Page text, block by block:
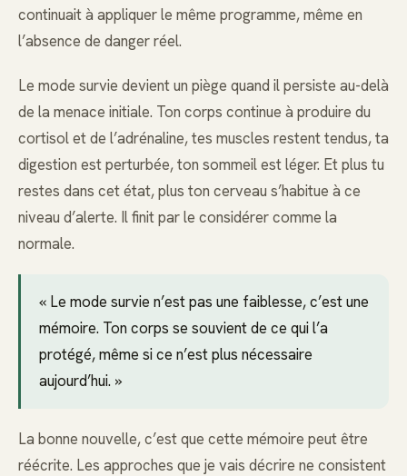
continuait à appliquer le même programme, même en
l’absence de danger réel.
Le mode survie devient un piège quand il persiste au-delà
de la menace initiale. Ton corps continue à produire du
cortisol et de l’adrénaline, tes muscles restent tendus, ta
digestion est perturbée, ton sommeil est léger. Et plus tu
restes dans cet état, plus ton cerveau s’habitue à ce
niveau d’alerte. Il finit par le considérer comme la
normale.
« Le mode survie n’est pas une faiblesse, c’est une
mémoire. Ton corps se souvient de ce qui l’a
protégé, même si ce n’est plus nécessaire
aujourd’hui. »
La bonne nouvelle, c’est que cette mémoire peut être
réécrite. Les approches que je vais décrire ne consistent